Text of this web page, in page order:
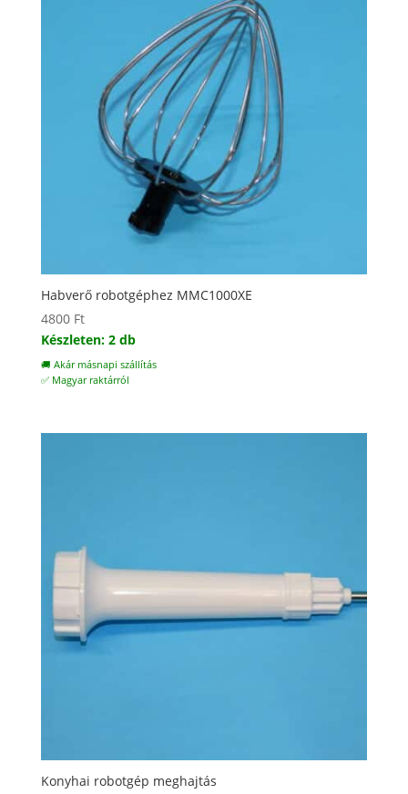
Habverő robotgéphez MMC1000XE
4800 Ft
Készleten: 2 db
🚚 Akár másnapi szállítás
✅ Magyar raktárról
Konyhai robotgép meghajtás